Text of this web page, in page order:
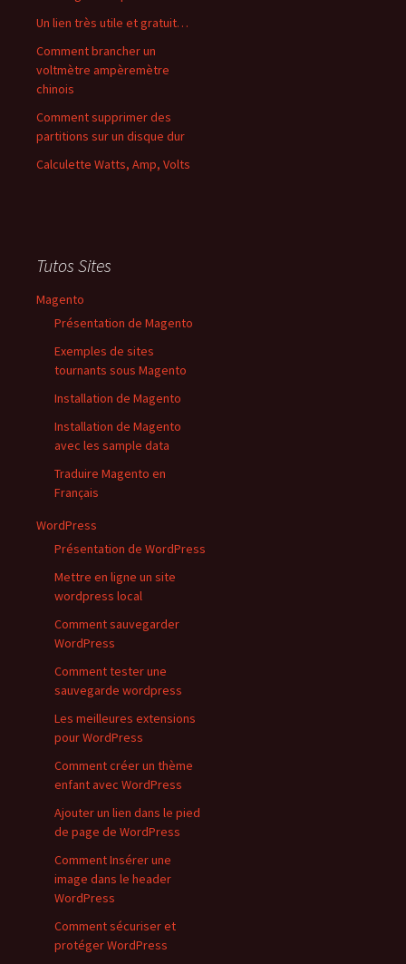
Un lien très utile et gratuit…
Comment brancher un
voltmètre ampèremètre
chinois
Comment supprimer des
partitions sur un disque dur
Calculette Watts, Amp, Volts
Tutos Sites
Magento
Présentation de Magento
Exemples de sites
tournants sous Magento
Installation de Magento
Installation de Magento
avec les sample data
Traduire Magento en
Français
WordPress
Présentation de WordPress
Mettre en ligne un site
wordpress local
Comment sauvegarder
WordPress
Comment tester une
sauvegarde wordpress
Les meilleures extensions
pour WordPress
Comment créer un thème
enfant avec WordPress
Ajouter un lien dans le pied
de page de WordPress
Comment Insérer une
image dans le header
WordPress
Comment sécuriser et
protéger WordPress